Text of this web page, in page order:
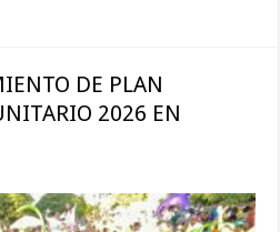
DE PLAN
2026 EN